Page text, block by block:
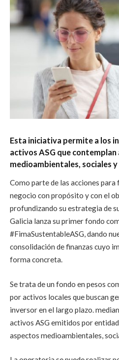
Esta iniciativa permite a los
activos ASG que contemplan
medioambientales, sociales
Como parte de las acciones
negocio con propósito y con el
profundizando su estrategia de
Galicia lanza su primer fondo
#FimaSustentableASG, dando
consolidación de finanzas cuyo
forma concreta.
Se trata de un fondo en pesos
por activos locales que buscan
inversor en el largo plazo.
activos ASG emitidos por
aspectos medioambientales,